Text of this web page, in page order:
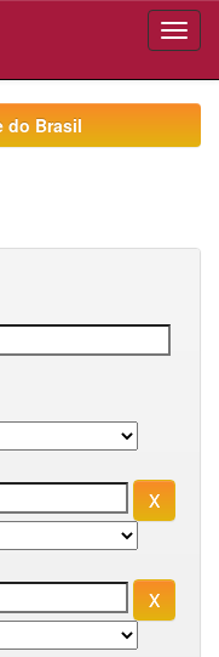
do Brasil